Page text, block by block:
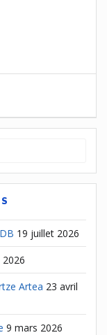
19 juillet 2026
Artea 23 avril
9 mars 2026